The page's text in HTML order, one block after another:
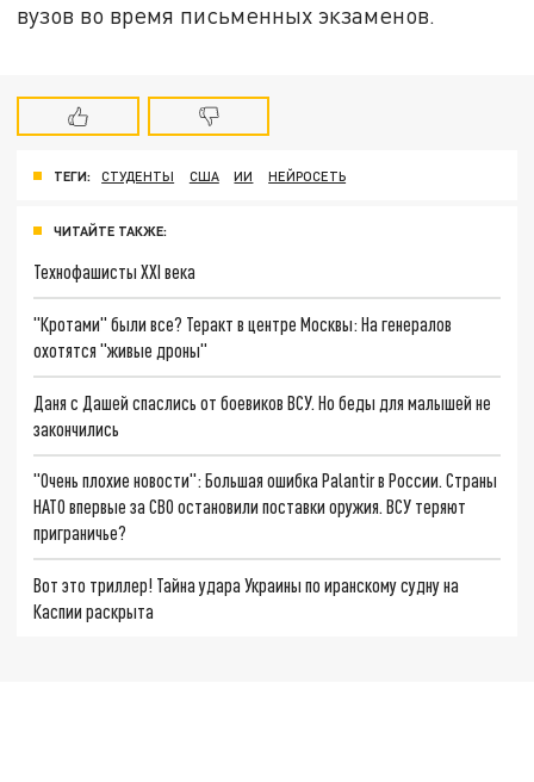
вузов во время письменных экзаменов.
ТЕГИ: СТУДЕНТЫ США ИИ НЕЙРОСЕТЬ
ЧИТАЙТЕ ТАКЖЕ:
Технофашисты XXI века
"Кротами" были все? Теракт в центре Москвы: На генералов
охотятся "живые дроны"
Даня с Дашей спаслись от боевиков ВСУ. Но беды для малышей не
закончились
"Очень плохие новости": Большая ошибка Palantir в России. Страны
НАТО впервые за СВО остановили поставки оружия. ВСУ теряют
приграничье?
Вот это триллер! Тайна удара Украины по иранскому судну на
Каспии раскрыта